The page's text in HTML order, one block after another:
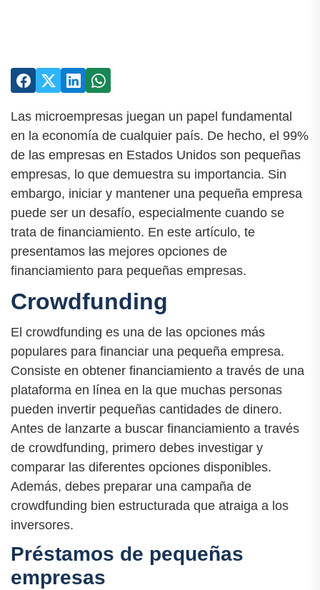
Las microempresas juegan un papel fundamental
en la economía de cualquier país. De hecho, el 99%
de las empresas en Estados Unidos son pequeñas
empresas, lo que demuestra su importancia. Sin
embargo, iniciar y mantener una pequeña empresa
puede ser un desafío, especialmente cuando se
trata de financiamiento. En este artículo, te
presentamos las mejores opciones de
financiamiento para pequeñas empresas.
Crowdfunding
El crowdfunding es una de las opciones más
populares para financiar una pequeña empresa.
Consiste en obtener financiamiento a través de una
plataforma en línea en la que muchas personas
pueden invertir pequeñas cantidades de dinero.
Antes de lanzarte a buscar financiamiento a través
de crowdfunding, primero debes investigar y
comparar las diferentes opciones disponibles.
Además, debes preparar una campaña de
crowdfunding bien estructurada que atraiga a los
inversores.
Préstamos de pequeñas
empresas